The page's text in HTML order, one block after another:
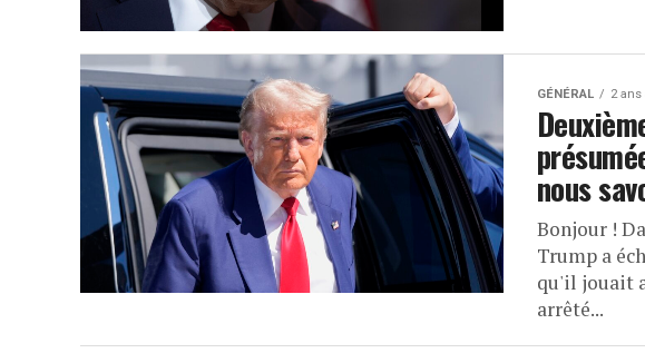
GÉNÉRAL 2 ans
nous
Bonjour !
Trump a
qu'il jouait
arrêté...